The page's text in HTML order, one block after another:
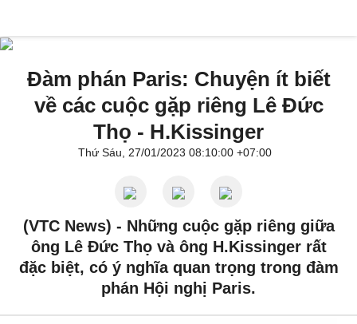
Đàm phán Paris: Chuyện ít biết
về các cuộc gặp riêng Lê Đức
Thọ - H.Kissinger
Thứ Sáu, 27/01/2023 08:10:00 +07:00
(VTC News) - Những cuộc gặp riêng giữa
ông Lê Đức Thọ và ông H.Kissinger rất
đặc biệt, có ý nghĩa quan trọng trong đàm
phán Hội nghị Paris.